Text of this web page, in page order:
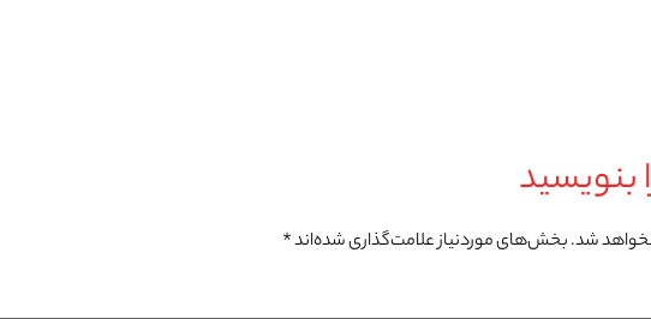
بنویسید
شد.بخش‌های موردنیاز علامت‌گذاری شده‌اند*